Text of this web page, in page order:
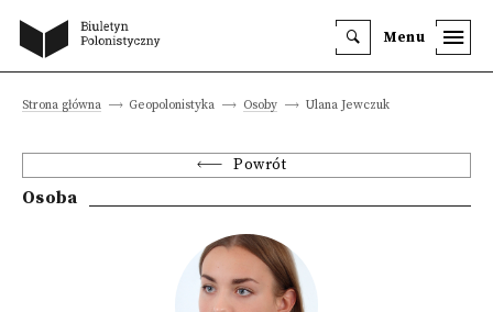
Menu
Strona główna Geopolonistyka Osoby Ulana Jewczuk
Powrót
Osoba